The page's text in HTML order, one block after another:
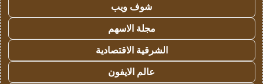
شوف ويب
مجلة الاسهم
الشرقية الاقتصادية
عالم الايفون